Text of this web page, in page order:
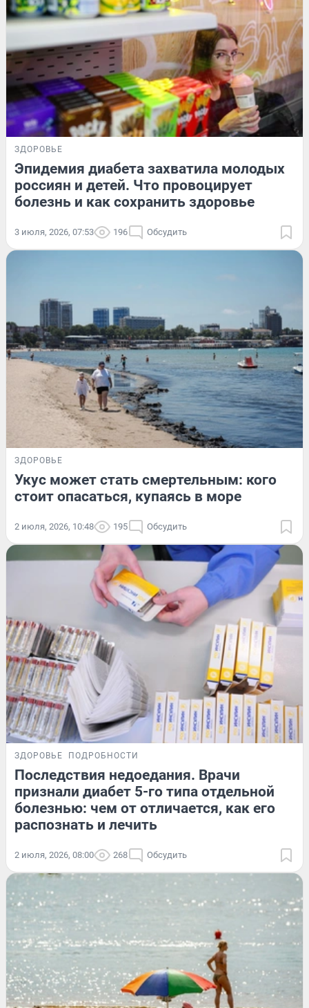
ЗДОРОВЬЕ
Эпидемия диабета захватила молодых
россиян и детей. Что провоцирует
болезнь и как сохранить здоровье
3 июля, 2026, 07:53 196 Обсудить
ЗДОРОВЬЕ
Укус может стать смертельным: кого
стоит опасаться, купаясь в море
2 июля, 2026, 10:48 195 Обсудить
ЗДОРОВЬЕ ПОДРОБНОСТИ
Последствия недоедания. Врачи
признали диабет 5-го типа отдельной
болезнью: чем от отличается, как его
распознать и лечить
2 июля, 2026, 08:00 268 Обсудить